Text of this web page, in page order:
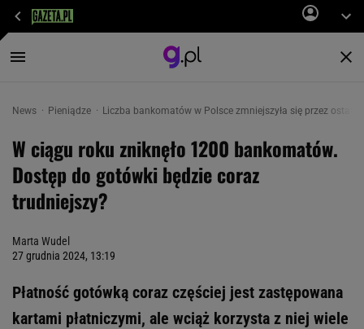
News Pieniądze Liczba bankomatów w Polsce zmniejszyła się przez
W ciągu roku zniknęło 1200 bankomatów.
Dostęp do gotówki będzie coraz
trudniejszy?
Marta Wudel
27 grudnia 2024, 13:19
Płatność gotówką coraz częściej jest zastępowana
kartami płatniczymi, ale wciąż korzysta z niej wiele